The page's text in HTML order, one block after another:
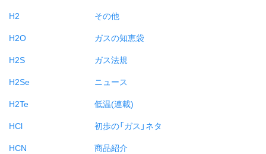
H2
H2O
H2S
H2Se
H2Te
HCl
HCN
その他
ガスの知恵袋
ガス法規
ニュース
低温(連載)
初歩の「ガス」ネタ
商品紹介